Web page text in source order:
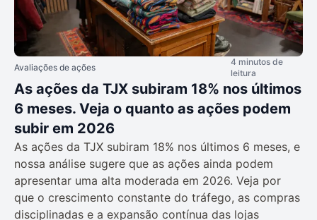
Avaliações de ações
4 minutos de
leitura
As ações da TJX subiram 18% nos últimos
6 meses. Veja o quanto as ações podem
subir em 2026
As ações da TJX subiram 18% nos últimos 6 meses, e
nossa análise sugere que as ações ainda podem
apresentar uma alta moderada em 2026. Veja por
que o crescimento constante do tráfego, as compras
disciplinadas e a expansão contínua das lojas